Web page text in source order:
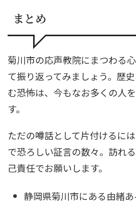
まとめ
菊川市の応声教院にまつわる
て振り返ってみましょう。歴
む恐怖は、今もなお多くの人
す。
ただの噂話として片付けるに
で恐ろしい証言の数々。訪れ
己責任でお願いします。
静岡県菊川市にある由緒